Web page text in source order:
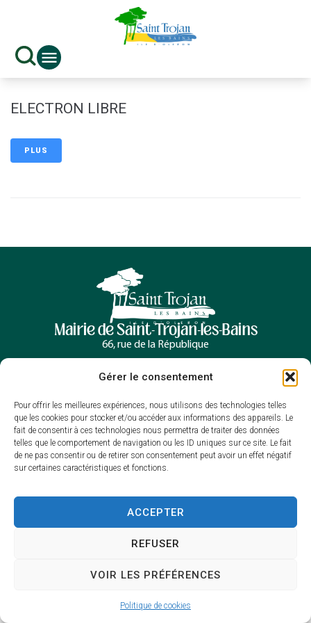
Gérer le consentement
Pour offrir les meilleures expériences, nous utilisons des technologies telles
que les cookies pour stocker et/ou accéder aux informations des appareils. Le
fait de consentir à ces technologies nous permettra de traiter des données
telles que le comportement de navigation ou les ID uniques sur ce site. Le fait
de ne pas consentir ou de retirer son consentement peut avoir un effet négatif
sur certaines caractéristiques et fonctions.
ACCEPTER
REFUSER
VOIR LES PRÉFÉRENCES
Politique de cookies
ELECTRON LIBRE
PLUS
Mairie de Saint-Trojan-les-Bains
66, rue de la République
05 46 76 00 30
Horaires d’ouverture
Lundi, mercredi et jeudi : 9h à 12h30
/13h30 à 16h
Mardi et vendredi : 9h à 12h30
Samedi : 9h à 12h
Accessibilité